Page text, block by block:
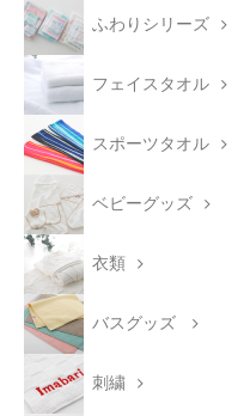
ふわりシリーズ
フェイスタオル
スポーツタオル
ベビーグッズ
衣類
バスグッズ
刺繍